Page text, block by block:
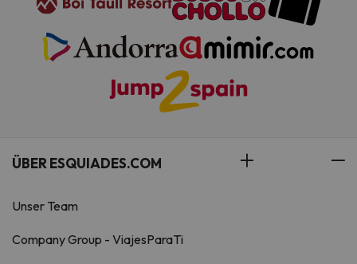
ÜBER ESQUIADES.COM
Unser Team
Company Group - ViajesParaTi